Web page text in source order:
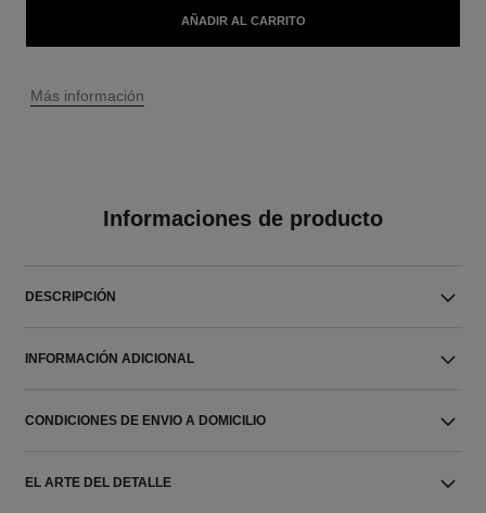
AÑADIR AL CARRITO
↩
Más información
Informaciones de producto
DESCRIPCIÓN
INFORMACIÓN ADICIONAL
CONDICIONES DE ENVIO A DOMICILIO
EL ARTE DEL DETALLE